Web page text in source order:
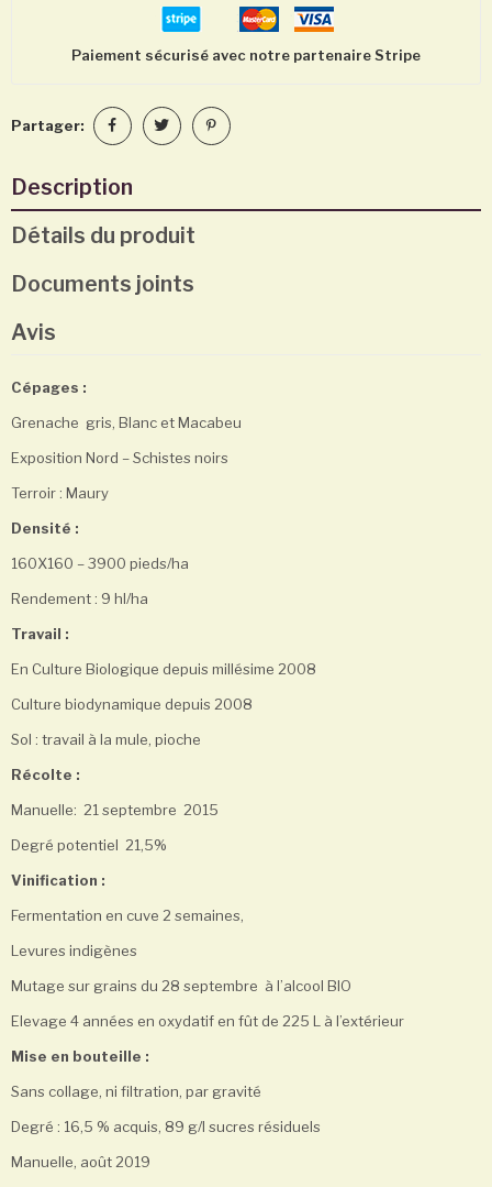
Paiement sécurisé avec notre partenaire Stripe
Partager:
Description
Détails du produit
Documents joints
Avis
Cépages :
Grenache gris, Blanc et Macabeu
Exposition Nord – Schistes noirs
Terroir : Maury
Densité :
160X160 – 3900 pieds/ha
Rendement : 9 hl/ha
Travail :
En Culture Biologique depuis millésime 2008
Culture biodynamique depuis 2008
Sol : travail à la mule, pioche
Récolte :
Manuelle: 21 septembre 2015
Degré potentiel 21,5%
Vinification :
Fermentation en cuve 2 semaines,
Levures indigènes
Mutage sur grains du 28 septembre à l’alcool BIO
Elevage 4 années en oxydatif en fût de 225 L à l’extérieur
Mise en bouteille :
Sans collage, ni filtration, par gravité
Degré : 16,5 % acquis, 89 g/l sucres résiduels
Manuelle, août 2019